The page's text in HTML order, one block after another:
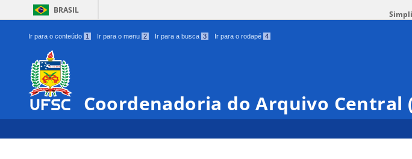
BRASIL
Ir para o conteúdo 1 Ir para o menu 2 Ir para a busca 3 Ir para o rodapé 4
Coordenadoria do Arquivo Central